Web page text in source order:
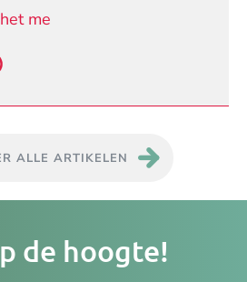
me
ALLE ARTIKELEN
de hoogte!